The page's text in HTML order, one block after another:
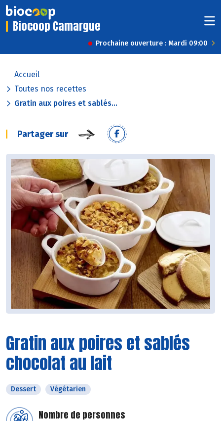
Biocoop Camargue
Prochaine ouverture : Mardi 09:00
Accueil
Toutes nos recettes
Gratin aux poires et sablés...
Partager sur
Gratin aux poires et sablés
chocolat au lait
Dessert Végétarien
Nombre de personnes